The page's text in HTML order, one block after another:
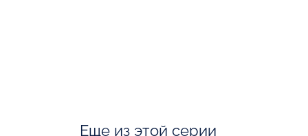
Еще из этой серии